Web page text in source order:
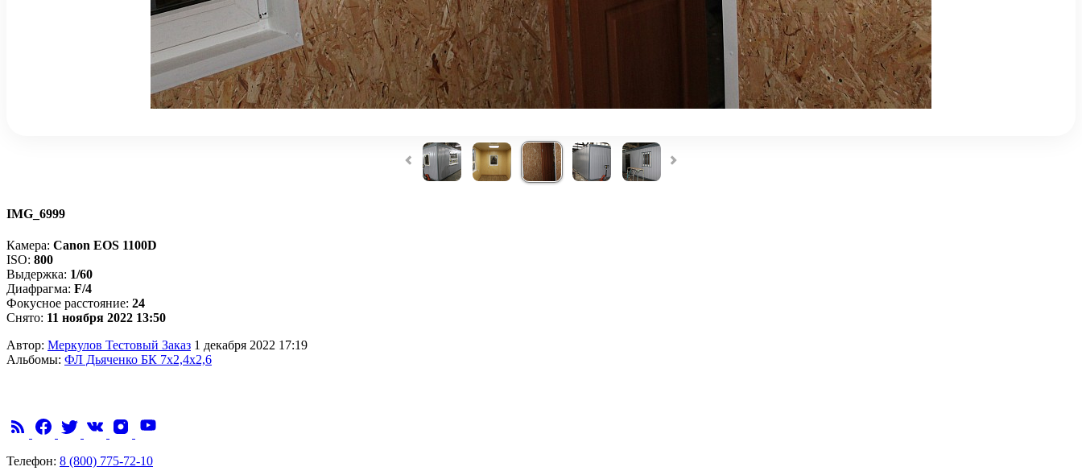
IMG_6999
Камера: Canon EOS 1100D
ISO: 800
Выдержка: 1/60
Диафрагма: F/4
Фокусное расстояние: 24
Снято: 11 ноября 2022 13:50
Автор: Меркулов Тестовый Заказ 1 декабря 2022 17:19
Альбомы: ФЛ Дьяченко БК 7х2,4х2,6
Телефон: 8 (800) 775-72-10